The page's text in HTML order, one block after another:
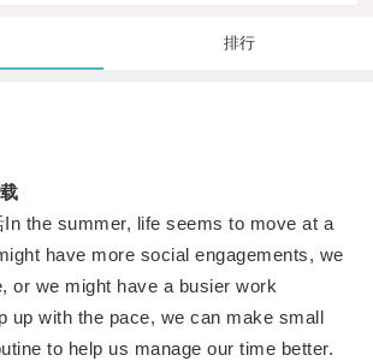
排行
the summer, life seems to move at a
have more social engagements, we
or we might have a busier work
up with the pace, we can make small
to help us manage our time better.